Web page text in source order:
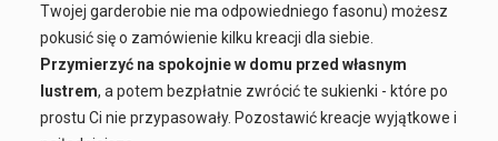
Twojej garderobie nie ma odpowiedniego fasonu) możesz
pokusić się o zamówienie kilku kreacji dla siebie.
Przymierzyć na spokojnie w domu przed własnym
lustrem, a potem bezpłatnie zwrócić te sukienki - które po
prostu Ci nie przypasowały. Pozostawić kreacje wyjątkowe i